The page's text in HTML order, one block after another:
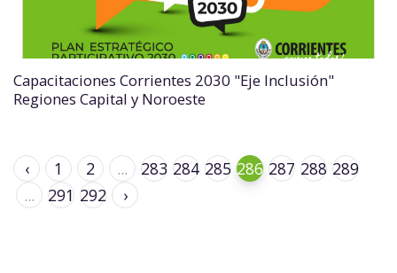
Capacitaciones Corrientes 2030 "Eje Inclusión"
Regiones Capital y Noroeste
‹ 1 2 ... 283 284 285 286 287 288 289
...
291 292 ›